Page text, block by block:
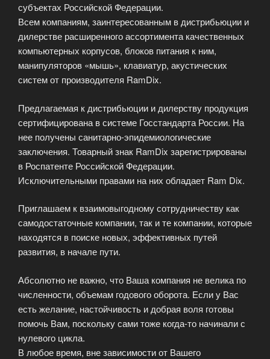
субъектах Российской Федерации.
Всем компаниям, заинтересованным в дистрибьюции и
дилерстве расширенного ассортимента качественных
компьютерных корпусов, блоков питания к ним,
манипуляторов «мышь», клавиатур, акустических
систем от производителя RamDix.
Предлагаемая к дистрибьюции и дилерству продукция
сертифицирована в системе Госстандарта России. На
нее получены санитарно-эпидемиологические
заключения. Товарный знак RamDix зарегистрированы
в Роспатенте Российской Федерации.
Исключительными правами на них обладает Ram Dix.
Приглашаем к взаимовыгодному сотрудничеству как
самодостаточные компании, так и те компании, которые
находятся в поиске новых, эффективных путей
развития, в начале пути.
Абсолютно не важно, что Ваша компания не велика по
численности, объемам годового оборота. Если у Вас
есть желание, настойчивость и добрая воля готовы
помочь Вам, поскольку сами тоже когда-то начинали с
нулевого цикла.
В любое время, вне зависимости от Вашего